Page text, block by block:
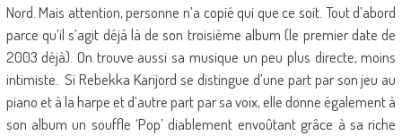
Nord. Mais attention, personne n’a copié qui que ce soit. Tout d’abord
parce qu’il s’agit déjà là de son troisième album (le premier date de
2003 déjà). On trouve aussi sa musique un peu plus directe, moins
intimiste. Si Rebekka Karijord se distingue d’une part par son jeu au
piano et à la harpe et d’autre part par sa voix, elle donne également à
son album un souffle ‘Pop’ diablement envoûtant grâce à sa riche